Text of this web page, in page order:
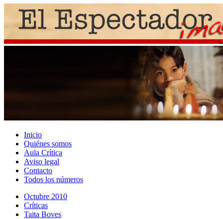
Inicio
Quiénes somos
Aula Crítica
Aviso legal
Contacto
Todos los números
Octubre 2010
Crí­ticas
Taita Boves